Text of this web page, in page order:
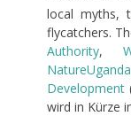
local myths,
flycatchers.
Authority,
NatureUganda
Development
wird in Kürze